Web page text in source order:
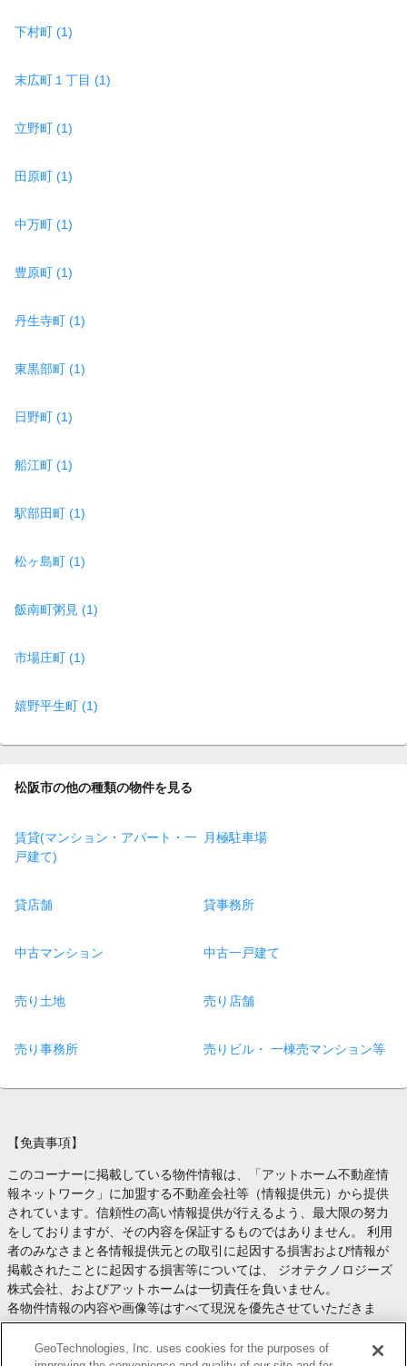
下村町 (1)
末広町１丁目 (1)
立野町 (1)
田原町 (1)
中万町 (1)
豊原町 (1)
丹生寺町 (1)
東黒部町 (1)
日野町 (1)
船江町 (1)
駅部田町 (1)
松ヶ島町 (1)
飯南町粥見 (1)
市場庄町 (1)
嬉野平生町 (1)
松阪市の他の種類の物件を見る
賃貸(マンション・アパート・一
戸建て)
月極駐車場
貸店舗 貸事務所
中古マンション 中古一戸建て
売り土地 売り店舗
売り事務所 売りビル・ 一棟売マンション等
【免責事項】
このコーナーに掲載している物件情報は、「アットホーム不動産情
報ネットワーク」に加盟する不動産会社等（情報提供元）から提供
されています。信頼性の高い情報提供が行えるよう、最大限の努力
をしておりますが、その内容を保証するものではありません。 利用
者のみなさまと各情報提供元との取引に起因する損害および情報が
掲載されたことに起因する損害等については、 ジオテクノロジーズ
株式会社、およびアットホームは一切責任を負いません。
各物件情報の内容や画像等はすべて現況を優先させていただきま
す。
お取引等（お取引の準備、資金調達等を含みます）の際には、内容
GeoTechnologies, Inc. uses cookies for the purposes of